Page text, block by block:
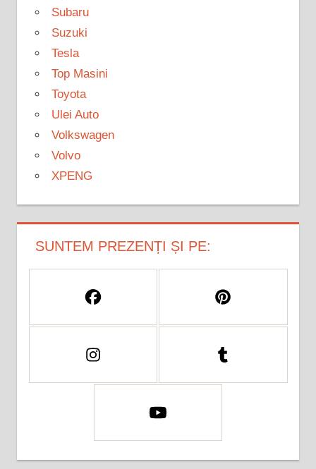
Subaru
Suzuki
Tesla
Top Masini
Toyota
Ulei Auto
Volkswagen
Volvo
XPENG
SUNTEM PREZENȚI ȘI PE: